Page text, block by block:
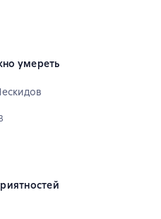
умереть
рейтинг 4,4 на основе 163 оценок